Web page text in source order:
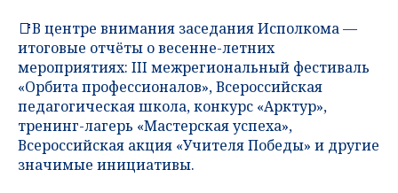
📑В центре внимания заседания Исполкома —
итоговые отчёты о весенне-летних
мероприятиях: III межрегиональный фестиваль
«Орбита профессионалов», Всероссийская
педагогическая школа, конкурс «Арктур»,
тренинг-лагерь «Мастерская успеха»,
Всероссийская акция «Учителя Победы» и другие
значимые инициативы.